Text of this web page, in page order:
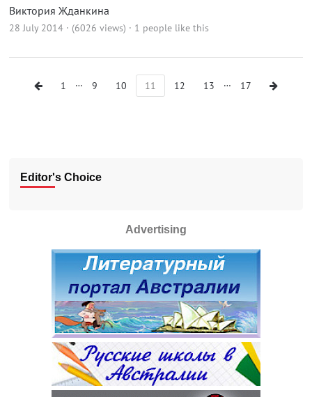
Виктория Жданкина
28 July 2014 · (6026 views) · 1 people like this
1 … 9 10 11 12 13 … 17
Editor's Choice
Advertising